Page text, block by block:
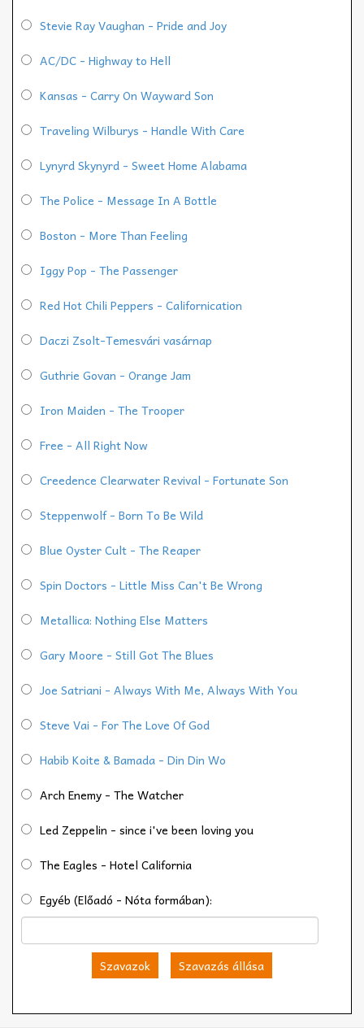
Stevie Ray Vaughan - Pride and Joy
AC/DC - Highway to Hell
Kansas - Carry On Wayward Son
Traveling Wilburys - Handle With Care
Lynyrd Skynyrd - Sweet Home Alabama
The Police - Message In A Bottle
Boston - More Than Feeling
Iggy Pop - The Passenger
Red Hot Chili Peppers - Californication
Daczi Zsolt-Temesvári vasárnap
Guthrie Govan - Orange Jam
Iron Maiden - The Trooper
Free - All Right Now
Creedence Clearwater Revival - Fortunate Son
Steppenwolf - Born To Be Wild
Blue Oyster Cult - The Reaper
Spin Doctors - Little Miss Can't Be Wrong
Metallica: Nothing Else Matters
Gary Moore - Still Got The Blues
Joe Satriani - Always With Me, Always With You
Steve Vai - For The Love Of God
Habib Koite & Bamada - Din Din Wo
Arch Enemy - The Watcher
Led Zeppelin - since i've been loving you
The Eagles - Hotel California
Egyéb (Előadó - Nóta formában):
Szavazok Szavazás állása